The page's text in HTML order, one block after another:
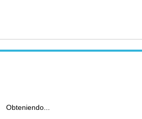
Obteniendo...